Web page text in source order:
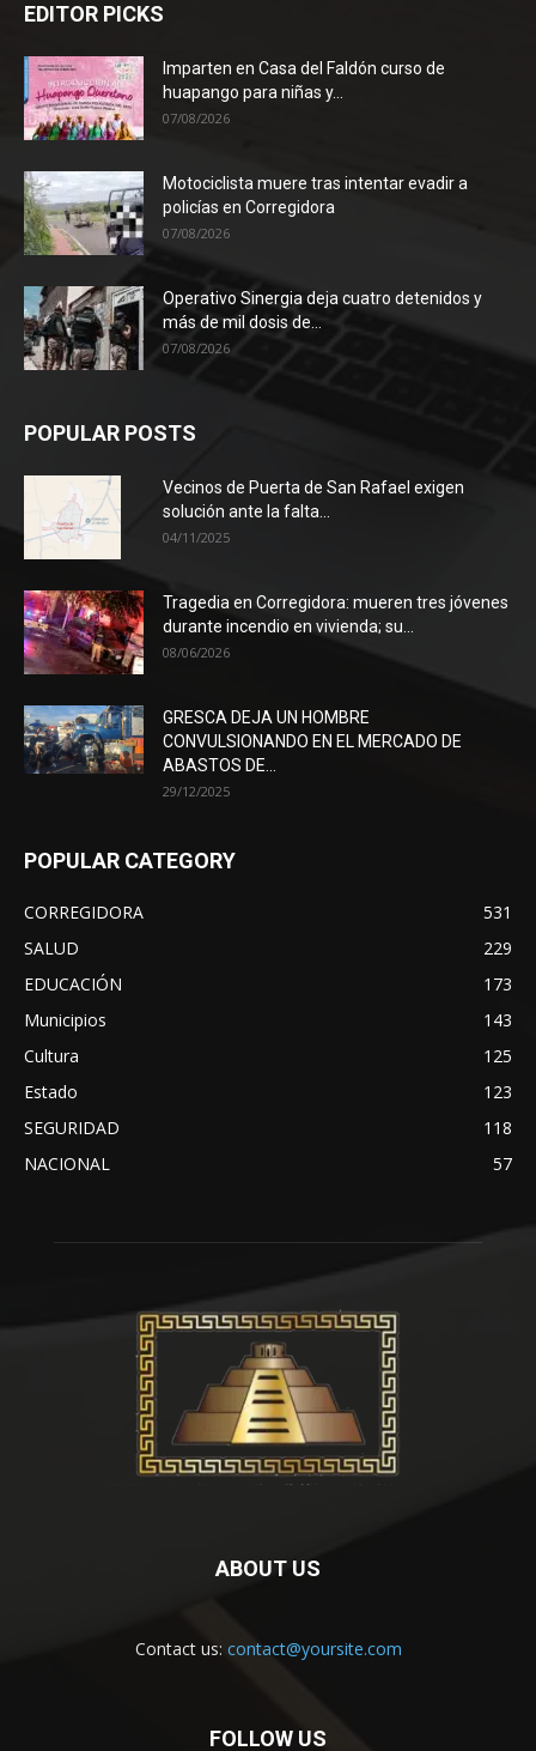
EDITOR PICKS
Imparten en Casa del Faldón curso de
huapango para niñas y...
07/08/2026
Motociclista muere tras intentar evadir a
policías en Corregidora
07/08/2026
Operativo Sinergia deja cuatro detenidos y
más de mil dosis de...
07/08/2026
POPULAR POSTS
Vecinos de Puerta de San Rafael exigen
solución ante la falta...
04/11/2025
Tragedia en Corregidora: mueren tres jóvenes
durante incendio en vivienda; su...
08/06/2026
GRESCA DEJA UN HOMBRE
CONVULSIONANDO EN EL MERCADO DE
ABASTOS DE...
29/12/2025
POPULAR CATEGORY
CORREGIDORA
531
SALUD
229
EDUCACIÓN
173
Municipios
143
Cultura
125
Estado
123
SEGURIDAD
118
NACIONAL
57
ABOUT US
Contact us: contact@yoursite.com
FOLLOW US